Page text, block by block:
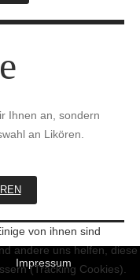
Ihnen an, sondern
an Likören.
Impressum
von ihnen sind
andere uns helfen, diese
(Tracking Cookies).